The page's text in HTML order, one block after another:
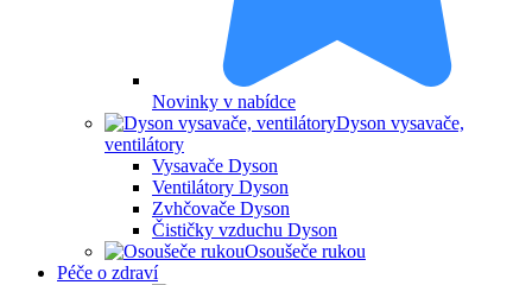
Novinky v nabídce
Dyson vysavače,
ventilátory
Vysavače Dyson
Ventilátory Dyson
Zvhčovače Dyson
Čističky vzduchu Dyson
Osoušeče rukou
Péče o zdraví